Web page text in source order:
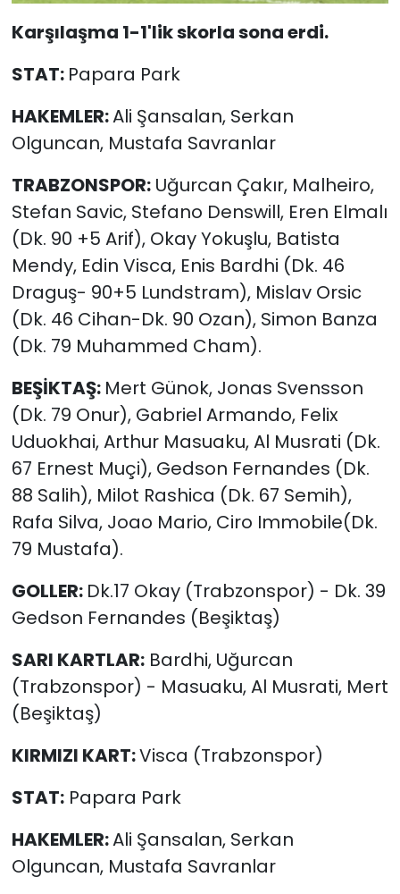
Karşılaşma 1-1'lik skorla sona erdi.
STAT: Papara Park
HAKEMLER:Ali Şansalan, Serkan
Olguncan, Mustafa Savranlar
TRABZONSPOR:Uğurcan Çakır, Malheiro,
Stefan Savic, Stefano Denswill, Eren Elmalı
(Dk. 90 +5 Arif), Okay Yokuşlu, Batista
Mendy, Edin Visca, Enis Bardhi (Dk. 46
Draguş- 90+5 Lundstram), Mislav Orsic
(Dk. 46 Cihan-Dk. 90 Ozan), Simon Banza
(Dk. 79 Muhammed Cham).
BEŞİKTAŞ: Mert Günok, Jonas Svensson
(Dk. 79 Onur), Gabriel Armando, Felix
Uduokhai, Arthur Masuaku, Al Musrati (Dk.
67 Ernest Muçi), Gedson Fernandes (Dk.
88 Salih), Milot Rashica (Dk. 67 Semih),
Rafa Silva, Joao Mario, Ciro Immobile(Dk.
79 Mustafa).
GOLLER: Dk.17 Okay (Trabzonspor) - Dk. 39
Gedson Fernandes (Beşiktaş)
SARI KARTLAR:Bardhi, Uğurcan
(Trabzonspor) - Masuaku, Al Musrati, Mert
(Beşiktaş)
KIRMIZI KART:Visca (Trabzonspor)
STAT:Papara Park
HAKEMLER:Ali Şansalan, Serkan
Olguncan, Mustafa Savranlar